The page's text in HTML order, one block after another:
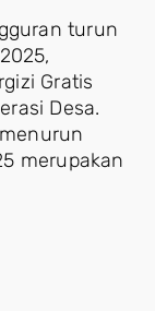
turun
Gratis
Desa.
merupakan